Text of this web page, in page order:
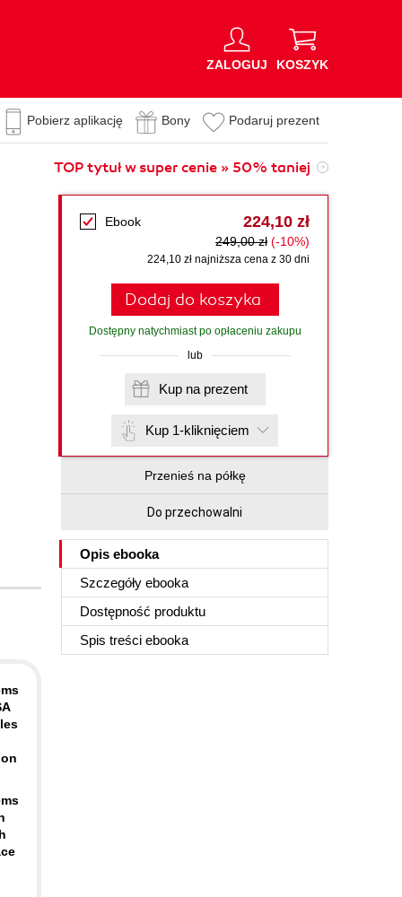
ZALOGUJ KOSZYK
Pobierz aplikację Bony Podaruj prezent
TOP tytuł w super cenie » 50% taniej
Ebook 224,10 zł
249,00 zł (-10%)
224,10 zł najniższa cena z 30 dni
Dodaj do koszyka
Dostępny natychmiast po opłaceniu zakupu
lub
Kup na prezent
Kup 1-kliknięciem
Przenieś na półkę
Do przechowalni
Opis ebooka
Szczegóły ebooka
Dostępność produktu
Spis treści ebooka